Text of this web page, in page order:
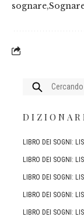
sognare
Cercare:
LIBRO DEI SOGNI:
LIBRO DEI SOGNI:
LIBRO DEI SOGNI:
LIBRO DEI SOGNI:
LIBRO DEI SOGNI: